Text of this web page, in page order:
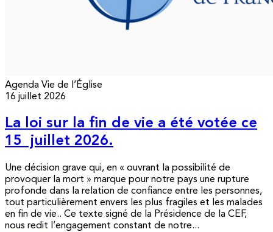
Agenda Vie de l’Église
16 juillet 2026
La loi sur la fin de vie a été votée ce
15 juillet 2026.
Une décision grave qui, en « ouvrant la possibilité de
provoquer la mort » marque pour notre pays une rupture
profonde dans la relation de confiance entre les personnes,
tout particulièrement envers les plus fragiles et les malades
en fin de vie.. Ce texte signé de la Présidence de la CEF,
nous redit l’engagement constant de notre...